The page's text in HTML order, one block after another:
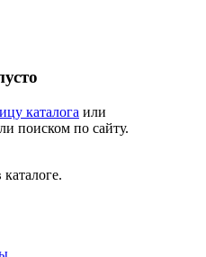
каталога или
поиском по сайту.